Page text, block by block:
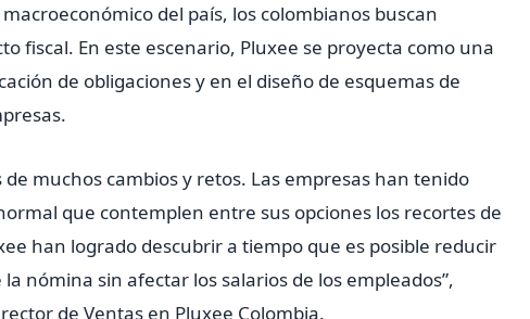
del país, los colombianos buscan
fiscal. En este escenario, Pluxee se proyecta como una
de obligaciones y en el diseño de esquemas de
de muchos cambios y retos. Las empresas han tenido
que contemplen entre sus opciones los recortes de
han logrado descubrir a tiempo que es posible reducir
nómina sin afectar los salarios de los empleados”,
de Ventas en Pluxee Colombia.